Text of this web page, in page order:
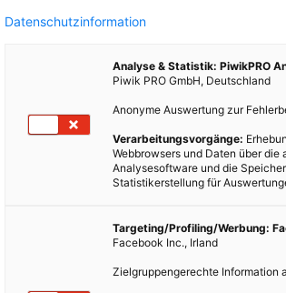
Datenschutzinformation
Analyse & Statistik: PiwikPRO
Piwik PRO GmbH, Deutschland
Anonyme Auswertung zur
Verarbeitungsvorgänge:
Webbrowsers und Daten über
Analysesoftware und die
Statistikerstellung für
Targeting/Profiling/Werbung:
Facebook Inc., Irland
Zielgruppengerechte Information